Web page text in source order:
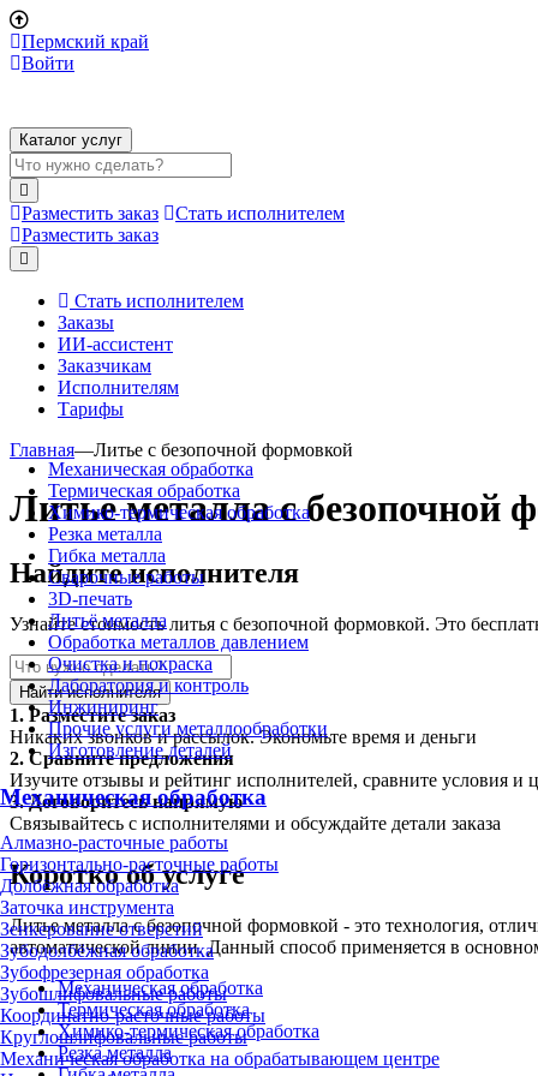
Пермский край
Войти
Каталог услуг
Разместить заказ
Стать исполнителем
Разместить заказ
Стать исполнителем
Заказы
ИИ-ассистент
Заказчикам
Исполнителям
Тарифы
Механическая обработка
Термическая обработка
Химико-термическая обработка
Резка металла
Гибка металла
Сварочные работы
3D-печать
Литьё металла
Обработка металлов давлением
Очистка и покраска
Лаборатория и контроль
Инжиниринг
Прочие услуги металлообработки
Изготовление деталей
Механическая обработка
Алмазно-расточные работы
Горизонтально-расточные работы
Долбёжная обработка
Заточка инструмента
Зенкерование отверстий
Зубодолбёжная обработка
Зубофрезерная обработка
Зубошлифовальные работы
Координатно-расточные работы
Круглошлифовальные работы
Механическая обработка на обрабатывающем центре
Главная—Литье с безопочной формовкой
Литье металла с безопочной
Найдите исполнителя
Узнайте стоимость литья с безопочной формовкой. Это
Найти исполнителя
1. Разместите заказ
Никаких звонков и рассылок. Экономьте время и деньги
2. Сравните предложения
Изучите отзывы и рейтинг исполнителей, сравните условия и
3.Договоритесь напрямую
Связывайтесь с исполнителями и обсуждайте детали заказа
Коротко об услуге
Литье металла с безопочной формовкой - это технология,
автоматической линии. Данный способ применяется в
Механическая обработка
Термическая обработка
Химико-термическая обработка
Резка металла